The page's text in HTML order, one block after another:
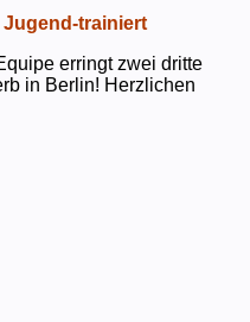
trainiert
erringt zwei dritte
in Berlin! Herzlichen